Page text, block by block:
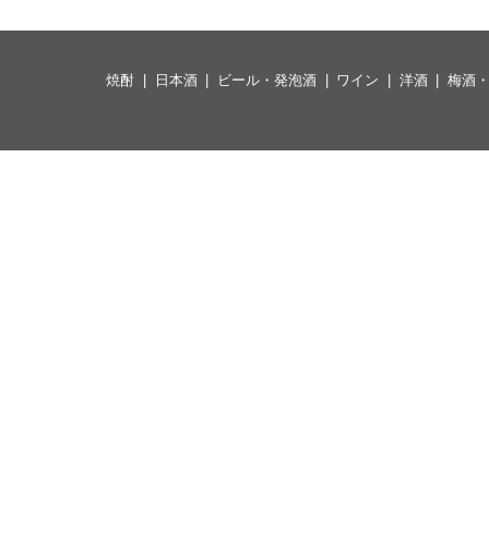
焼酎 日本酒 ビール・発泡酒 ワイン 洋酒 梅酒